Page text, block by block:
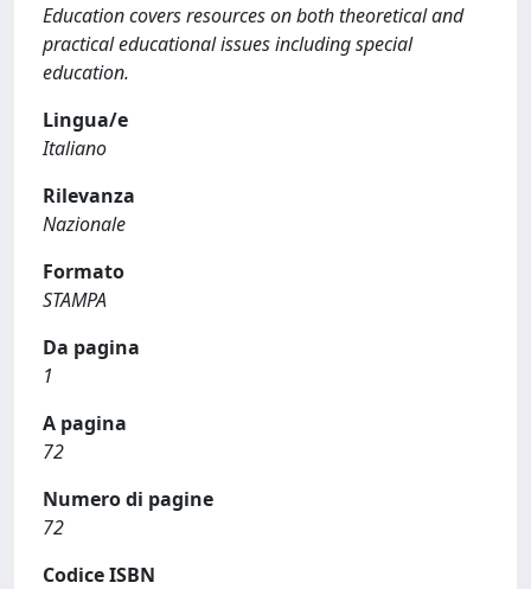
Education covers resources on both theoretical and
practical educational issues including special
education.
Lingua/e
Italiano
Rilevanza
Nazionale
Formato
STAMPA
Da pagina
1
A pagina
72
Numero di pagine
72
Codice ISBN